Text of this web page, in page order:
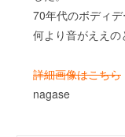
70年代のボディデ
何より音がええの
詳細画像はこちら
nagase